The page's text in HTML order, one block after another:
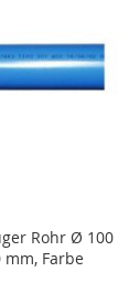
Rohr Ø 100
mm, Farbe